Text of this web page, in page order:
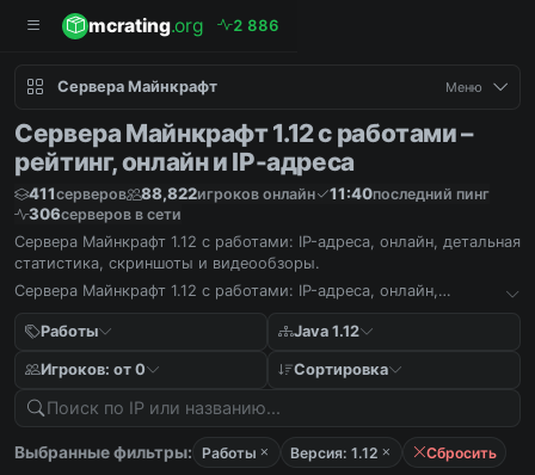
mcrating.org 2 886
Сервера Майнкрафт Меню
Сервера Майнкрафт 1.12 с работами –
рейтинг, онлайн и IP-адреса
411серверов 88,822игроков онлайн 11:40последний пинг
306серверов в сети
Сервера Майнкрафт 1.12 с работами: IP-адреса, онлайн, детальная
статистика, скриншоты и видеообзоры.
Сервера Майнкрафт 1.12 с работами: IP-адреса, онлайн,
Работы
Java 1.12
Игроков: от 0 Сортировка
Выбранные фильтры: Работы Версия: 1.12 Сбросить